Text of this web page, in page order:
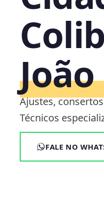
João
Ajustes,
Técnicos
FALE NO